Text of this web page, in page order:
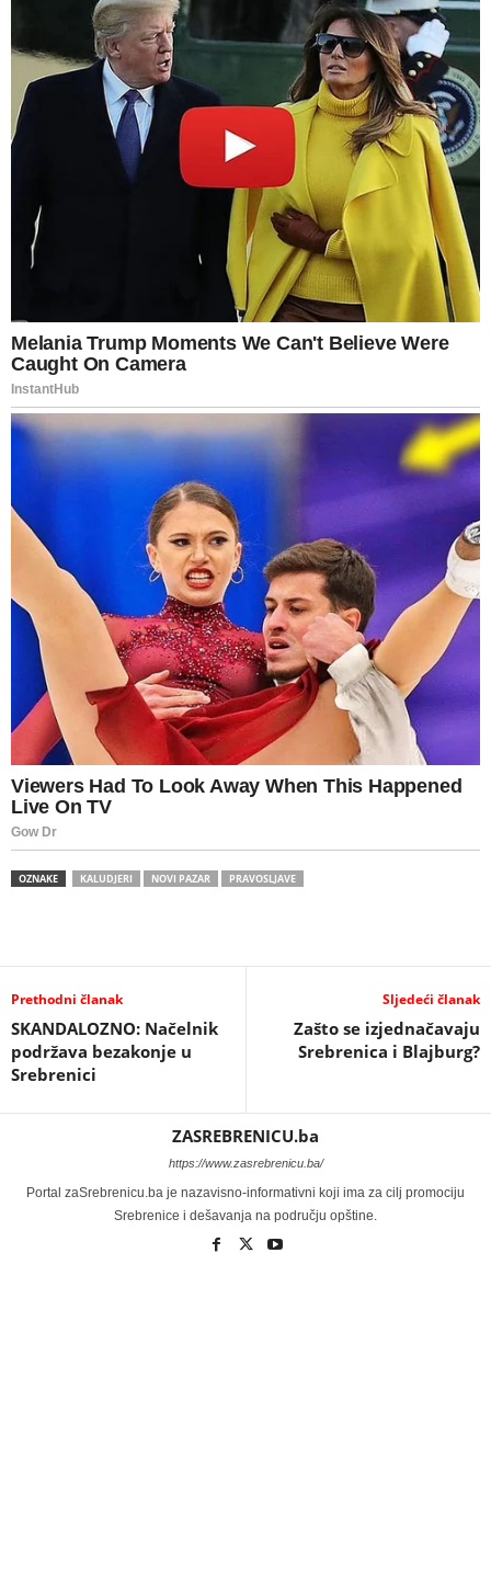
OZNAKE KALUDJERI NOVI PAZAR PRAVOSLJAVE
Prethodni članak
SKANDALOZNO: Načelnik
podržava bezakonje u
Srebrenici
Sljedeći članak
Zašto se izjednačavaju
Srebrenica i Blajburg?
ZASREBRENICU.ba
https://www.zasrebrenicu.ba/
Portal zaSrebrenicu.ba je nazavisno-informativni koji ima za cilj promociju
Srebrenice i dešavanja na području opštine.